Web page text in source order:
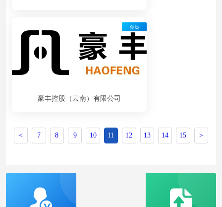
豪丰控股（云南）有限公司
会员
< 7 8 9 10 11 12 13 14 15 >